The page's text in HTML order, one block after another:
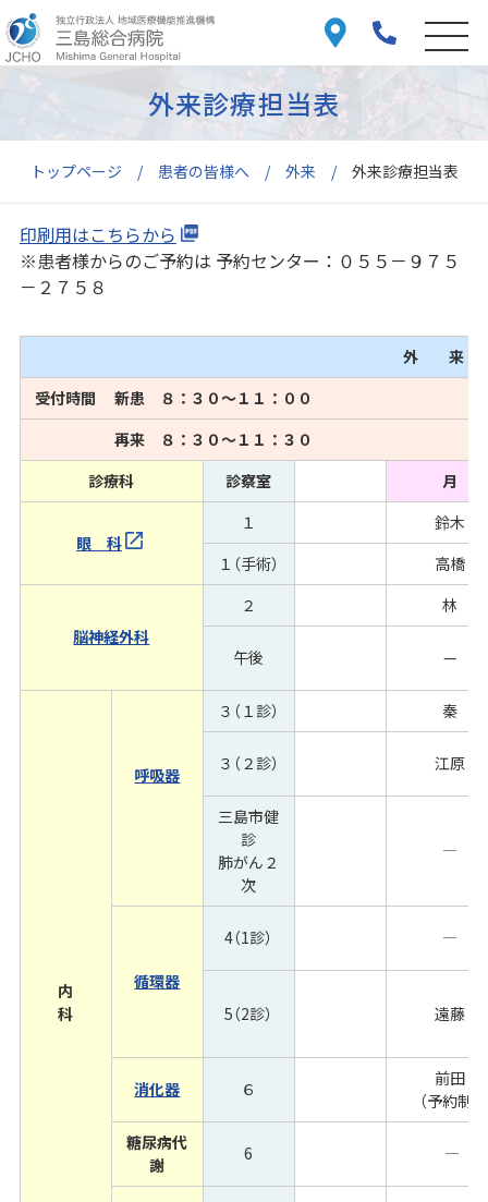
トップページ 患者の皆様へ 外来 外来診療担当表
外来診療担当表
印刷用はこちらから
※患者様からのご予約は 予約センター：０５５－９７５
－２７５８
外
受付時間 新患 ８：３０～１１：００
再来 ８：３０～１１：３０
診療科
診察室 月
眼 科
１
鈴木
１（手術）
高橋
脳神経外科
２ 林
午後 —
内
科
呼吸器
３（１診） 秦
３（２診） 江原
三島市健
診
肺がん２
次
―
循環器
4（1診） ―
5（2診） 遠藤
消化器 ６
前田
（予約制）
糖尿病代
謝
6 ―